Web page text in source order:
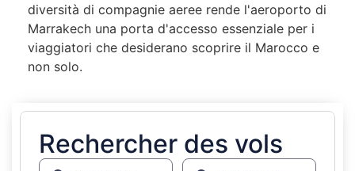
diversità di compagnie aeree rende l'aeroporto di
Marrakech una porta d'accesso essenziale per i
viaggiatori che desiderano scoprire il Marocco e
non solo.